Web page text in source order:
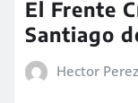
El Frente
Santiago
Hector Perez